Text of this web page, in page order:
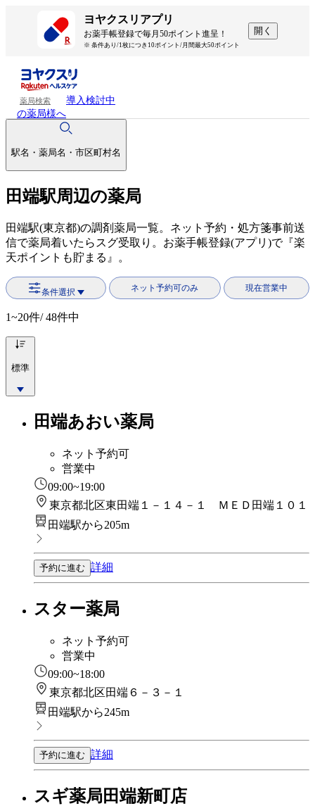
ヨヤクスリアプリ
お薬手帳登録で毎月50ポイント進呈！
※ 条件あり/1枚につき10ポイント/月間最大50ポイント
開く
薬局検索
導入検討中
の薬局様へ
駅名・薬局名・市区町村名
田端駅周辺の薬局
田端駅(東京都)の調剤薬局一覧。ネット予約・処方箋事前送
信で薬局着いたらスグ受取り。お薬手帳登録(アプリ)で『楽
天ポイントも貯まる』。
条件選択 ネット予約可のみ 現在営業中
1~20件/ 48件中
標準
田端あおい薬局
ネット予約可
営業中
09:00~19:00
東京都北区東田端１－１４－１ ＭＥＤ田端１０１
田端駅から205m
予約に進む 詳細
スター薬局
ネット予約可
営業中
09:00~18:00
東京都北区田端６－３－１
田端駅から245m
予約に進む 詳細
スギ薬局田端新町店